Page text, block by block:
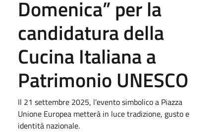
Domenica” per la
candidatura della
Cucina Italiana a
Patrimonio UNESCO
Il 21 settembre 2025, l’evento simbolico a Piazza
Unione Europea metterà in luce tradizione, gusto e
identità nazionale.